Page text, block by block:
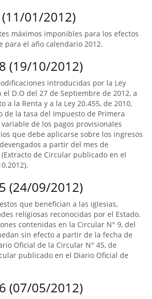
01/2012)
máximos imponibles para los efectos
para el año calendario 2012.
(19/10/2012)
introducidas por la Ley
D.O del 27 de Septiembre de 2012, a
a la Renta y a la Ley 20.455, de 2010,
de la tasa del Impuesto de Primera
de los pagos provisionales
que debe aplicarse sobre los ingresos
a partir del mes de
de Circular publicado en el
(24/09/2012)
que benefician a las iglesias,
religiosas reconocidas por el Estado.
contenidas en la Circular N° 9, del
sin efecto a partir de la fecha de
Oficial de la Circular N° 45, de
publicado en el Diario Oficial de
(07/05/2012)